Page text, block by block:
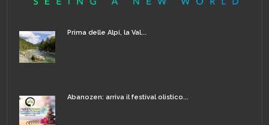
Prima delle Alpi, la Val...
Abanozen: arriva il festival olistico...